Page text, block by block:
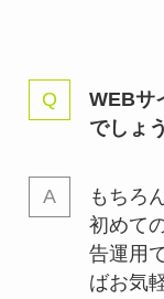
WEBサ
でしょ
もちろ
初めて
告運用
ばお気